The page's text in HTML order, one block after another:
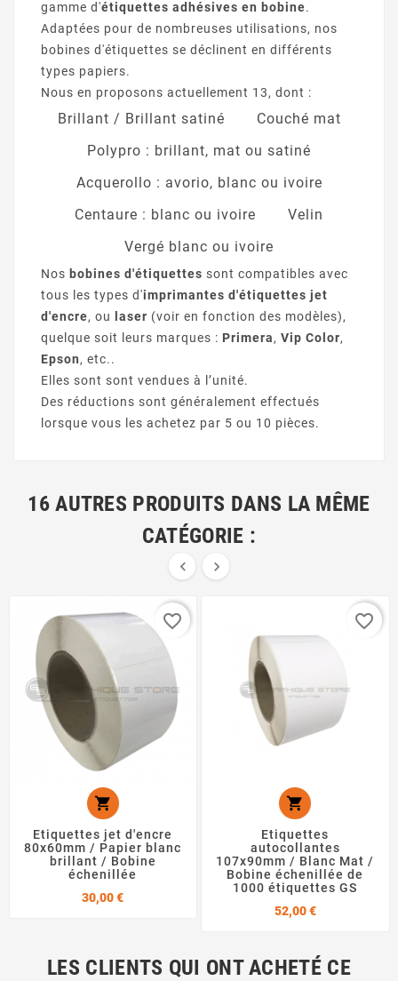
gamme d'étiquettes adhésives en bobine.
Adaptées pour de nombreuses utilisations, nos
bobines d'étiquettes se déclinent en différents
types papiers.
Nous en proposons actuellement 13, dont :
Brillant / Brillant satiné
Couché mat
Polypro : brillant, mat ou satiné
Acquerollo : avorio, blanc ou ivoire
Centaure : blanc ou ivoire
Velin
Vergé blanc ou ivoire
Nos bobines d'étiquettes sont compatibles avec
tous les types d'imprimantes d'étiquettes jet
d'encre, ou laser (voir en fonction des modèles),
quelque soit leurs marques : Primera, Vip Color,
Epson, etc..
Elles sont sont vendues à l’unité.
Des réductions sont généralement effectués
lorsque vous les achetez par 5 ou 10 pièces.
16 AUTRES PRODUITS DANS LA MÊME
CATÉGORIE :
 

Etiquettes jet d'encre
80x60mm / Papier blanc
brillant / Bobine
échenillée
30,00 €Prix
favorite_border

Etiquettes
autocollantes
107x90mm / Blanc Mat /
Bobine échenillée de
1000 étiquettes GS
52,00 €Prix
favorite_border
LES CLIENTS QUI ONT ACHETÉ CE